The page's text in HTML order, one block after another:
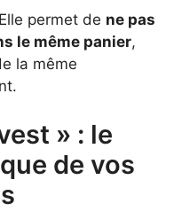
permet de ne pas
le même panier,
la même
» : le
de vos